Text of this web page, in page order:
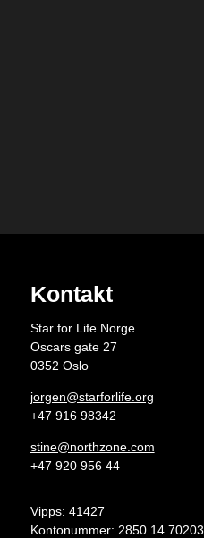
Kontakt
Star for Life Norge
Oscars gate 27
0352 Oslo
jorgen@starforlife.org
+47 916 98342
stine@northzone.com
+47 920 956 44
Vipps: 41427
Kontonummer: 2850.14.70203